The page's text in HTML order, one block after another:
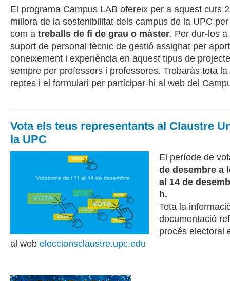
El programa Campus LAB ofereix per a aquest curs
millora de la sostenibilitat dels campus de la UPC
com a treballs de fi de grau o màster. Per dur-los
suport de personal tècnic de gestió assignat per
coneixement i experiència en aquest tipus de
sempre per professors i professores. Trobaràs tota
reptes i el formulari per participar-hi al web del
Vota els teus representants al Claustre
la UPC
El període de
de desembre a
al 14 de
h.
Tota la
documentació
procés electoral
al web eleccionsclaustre.upc.edu